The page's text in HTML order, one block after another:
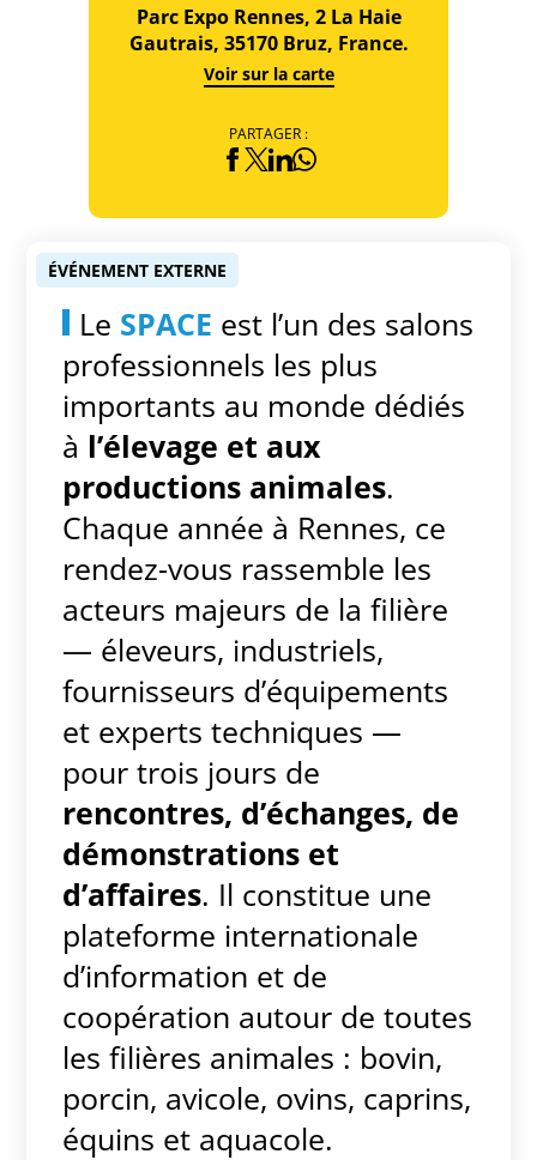
Parc Expo Rennes, 2 La Haie
Gautrais, 35170 Bruz, France.
Voir sur la carte
PARTAGER :
Le SPACE est l’un des salons
professionnels les plus
importants au monde dédiés
à l’élevage et aux
productions animales.
Chaque année à Rennes, ce
rendez-vous rassemble les
acteurs majeurs de la filière
— éleveurs, industriels,
fournisseurs d’équipements
et experts techniques —
pour trois jours de
rencontres, d’échanges, de
démonstrations et
d’affaires. Il constitue une
plateforme internationale
d’information et de
coopération autour de toutes
les filières animales : bovin,
porcin, avicole, ovins, caprins,
équins et aquacole.
ÉVÉNEMENT EXTERNE